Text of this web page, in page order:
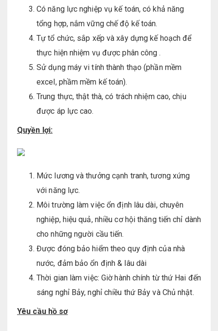
Có năng lực nghiệp vụ kế toán, có khả năng
tổng hợp, nắm vững chế độ kế toán.
Tự tổ chức, sắp xếp và xây dựng kế hoạch để
thực hiện nhiệm vụ được phân công .
Sử dụng máy vi tính thành thạo (phần mềm
excel, phầm mềm kế toán).
Trung thực, thật thà, có trách nhiệm cao, chịu
được áp lực cao.
Quyền lợi:
Mức lương và thưởng cạnh tranh, tương xứng
với năng lực.
Môi trường làm việc ổn định lâu dài, chuyên
nghiệp, hiệu quả, nhiều cơ hội thăng tiến chỉ dành
cho những người cầu tiến.
Được đóng bảo hiểm theo quy định của nhà
nước, đảm bảo ổn định & lâu dài
Thời gian làm việc: Giờ hành chính từ thứ Hai đến
sáng nghỉ Bảy, nghỉ chiều thứ Bảy và Chủ nhật.
Yêu cầu hồ sơ